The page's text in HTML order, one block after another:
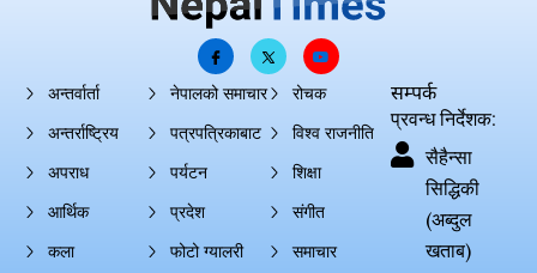
अन्तर्वार्ता
अन्तर्राष्ट्रिय
अपराध
आर्थिक
कला
नेपालको समाचार
पत्रपत्रिकाबाट
पर्यटन
प्रदेश
फोटो ग्यालरी
रोचक
विश्व राजनीति
शिक्षा
संगीत
समाचार
सम्पर्क
प्रवन्ध निर्देशक:
सैहैन्सा
सिद्धिकी
(अब्दुल
खताब)